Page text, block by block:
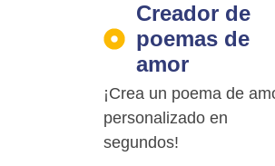
Creador de
poemas de
amor
¡Crea un poema de
personalizado en
segundos!